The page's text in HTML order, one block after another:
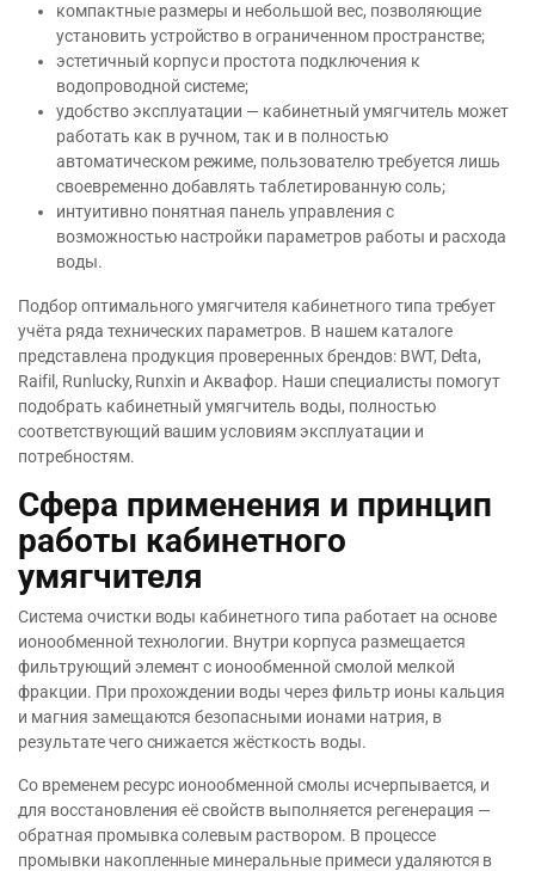
компактные размеры и небольшой вес, позволяющие
установить устройство в ограниченном пространстве;
эстетичный корпус и простота подключения к
водопроводной системе;
удобство эксплуатации — кабинетный умягчитель может
работать как в ручном, так и в полностью
автоматическом режиме, пользователю требуется лишь
своевременно добавлять таблетированную соль;
интуитивно понятная панель управления с
возможностью настройки параметров работы и расхода
воды.
Подбор оптимального умягчителя кабинетного типа требует
учёта ряда технических параметров. В нашем каталоге
представлена продукция проверенных брендов: BWT, Delta,
Raifil, Runlucky, Runxin и Аквафор. Наши специалисты помогут
подобрать кабинетный умягчитель воды, полностью
соответствующий вашим условиям эксплуатации и
потребностям.
Сфера применения и принцип
работы кабинетного
умягчителя
Система очистки воды кабинетного типа работает на основе
ионообменной технологии. Внутри корпуса размещается
фильтрующий элемент с ионообменной смолой мелкой
фракции. При прохождении воды через фильтр ионы кальция
и магния замещаются безопасными ионами натрия, в
результате чего снижается жёсткость воды.
Со временем ресурс ионообменной смолы исчерпывается, и
для восстановления её свойств выполняется регенерация —
обратная промывка солевым раствором. В процессе
промывки накопленные минеральные примеси удаляются в